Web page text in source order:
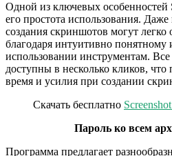
Одной из ключевых особенностей
его простота использования.
создания скриншотов могут легко
благодаря интуитивно
использовании инструментам.
доступны в несколько кликов, что
время и усилия при создании
Скачать бесплатно
Пароль ко всем
Программа предлагает